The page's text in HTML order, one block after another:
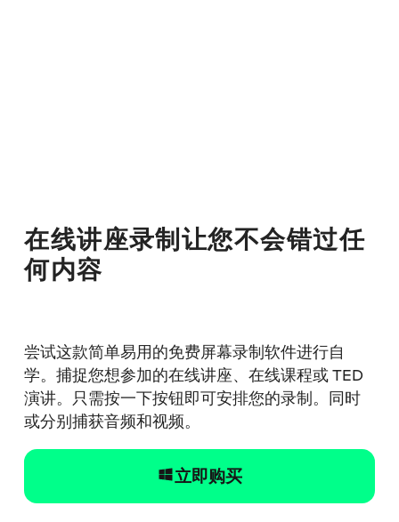
在线讲座录制让您不会错过任
何内容
尝试这款简单易用的免费屏幕录制软件进行自
学。捕捉您想参加的在线讲座、在线课程或 TED
演讲。只需按一下按钮即可安排您的录制。同时
或分别捕获音频和视频。
立即购买